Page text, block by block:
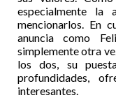
especialmente la
mencionarlos. En
anuncia como
simplemente otra
los dos, su
profundidades,
interesantes.